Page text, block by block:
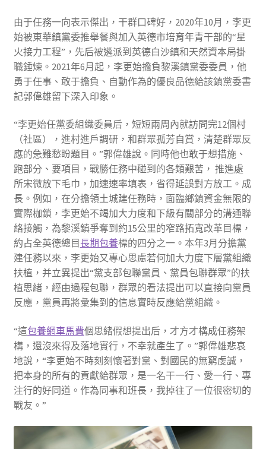
由于任務一向表示傑出，干群口碑好，2020年10月，李更
始被東華鎮黨委推舉餐與加入英德市培育年青干部的“星
火接力工程”，先后被遴派到英德白沙鎮和天然資本局掛
職錘煉。2021年6月起，李更始擔負黎溪鎮黨委委員，他
勇于任事、敢于擔負、自動作為的優良品德給該鎮黨委書
記郭偉雄留下深入印象。
“李更始任黨委組織委員后，短短兩周內就訪問完12個村
（社區），進村進戶調研，和群眾孤芳自賞，清楚群眾反
應的急難愁盼題目。”郭偉雄說。同時他也敢于想措施、
跑部分、要項目，戰勝任務中碰到的各類艱苦， 推進處
所宋微放下毛巾，加速速率填表，省得延誤對方放工。成
長。例如，在分擔領土城建任務時，面臨鄉鎮資金無限的
實際枷鎖，李更始不竭加大力度和下級有關部分的溝通聯
絡接觸，為黎溪鎮爭奪到約15公里的窄路拓寬改革目標，
約占全英德總目 長期包養標的四分之一。本年3月分擔黨
建任務以來，李更始又專心思慮若何加大力度下層黨組織
扶植，并立異提出“黨支部包聯黨員、黨員包聯群眾”的扶
植思緒，經由過程包聯，群眾的看法提出可以直接向黨員
反應，黨員再將彙集到的信息實時反應給黨組織。
“這包養網車馬費個思緒假想提出后，才方才構成任務架
構，還沒來得及落地實行，不幸就產生了。”郭偉雄悲哀
地說，“李更始不時刻刻懷著對黨、對國民的無窮虔誠，
把本身的所有的貢獻給群眾，是一名干一行、愛一行、專
注行的好同道。作為同事和班長，我掉往了一位很密切的
戰友。”